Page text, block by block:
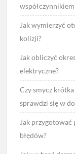
Jak wymierzyć
kolizji?
Jak obliczyć
elektryczne?
Czy smycz
sprawdzi się w
Jak przygotować
błędów?